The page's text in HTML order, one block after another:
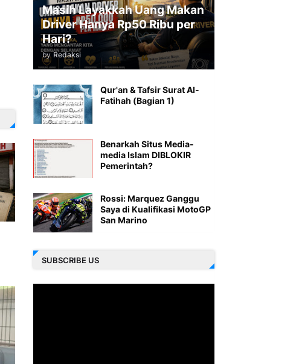
Masih Layakkah Uang Makan
Driver Hanya Rp50 Ribu per
Hari?
by Redaksi
Qur'an & Tafsir Surat Al-
Fatihah (Bagian 1)
Benarkah Situs Media-
media Islam DIBLOKIR
Pemerintah?
Rossi: Marquez Ganggu
Saya di Kualifikasi MotoGP
San Marino
SUBSCRIBE US